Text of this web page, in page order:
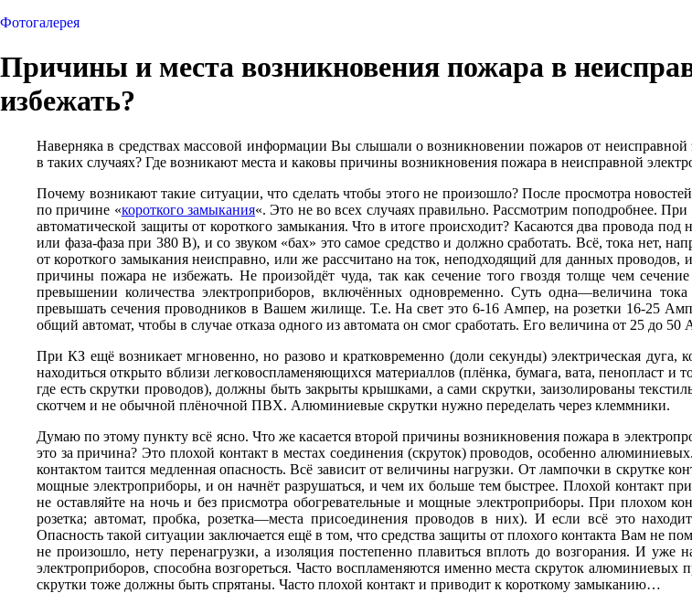
Фотогалерея
Причины и места возникновения пожара в
избежать?
Наверняка в средствах массовой информации Вы слышали о возникновении пожаров от
в таких случаях? Где возникают места и каковы причины возникновения пожара в неисправной
Почему возникают такие ситуации, что сделать чтобы этого не произошло? После просмотра
по причине «короткого замыкания«. Это не во всех случаях правильно. Рассмотрим поподробнее.
автоматической защиты от короткого замыкания. Что в итоге происходит? Касаются два провода
или фаза-фаза при 380 В), и со звуком «бах» это самое средство и должно сработать. Всё, тока нет,
от короткого замыкания неисправно, или же рассчитано на ток, неподходящий для данных
причины пожара не избежать. Не произойдёт чуда, так как сечение того гвоздя толще чем
превышении количества электроприборов, включённых одновременно. Суть одна—величина
превышать сечения проводников в Вашем жилище. Т.е. На свет это 6-16 Ампер, на розетки 16-25
общий автомат, чтобы в случае отказа одного из автомата он смог сработать. Его величина от 25 до
При КЗ ещё возникает мгновенно, но разово и кратковременно (доли секунды) электрическая дуга,
находиться открыто вблизи легковоспламеняющихся материаллов (плёнка, бумага, вата, пенопласт и
где есть скрутки проводов), должны быть закрыты крышками, а сами скрутки, заизолированы
скотчем и не обычной плёночной ПВХ. Алюминиевые скрутки нужно переделать через клеммники.
Думаю по этому пункту всё ясно. Что же касается второйпричины возникновения пожара в
это за причина? Это плохой контакт в местах соединения (скруток) проводов, особенно
контактом таится медленная опасность. Всё зависит от величины нагрузки. От лампочки в скрутке
мощные электроприборы, и он начнёт разрушаться, и чем их больше тем быстрее. Плохой контакт
не оставляйте на ночь и без присмотра обогревательные и мощные электроприборы.При плохом
розетка; автомат, пробка, розетка—места присоединения проводов в них). И если всё это
Опасность такой ситуации заключается ещё в том, что средства защиты от плохого контакта Вам не
не произошло, нету перенагрузки, а изоляция постепенно плавиться вплоть до возгорания. И
электроприборов, способна возгореться. Часто воспламеняются именно места скруток
скрутки тоже должны быть спрятаны. Часто плохой контакт и приводит к короткому замыканию…